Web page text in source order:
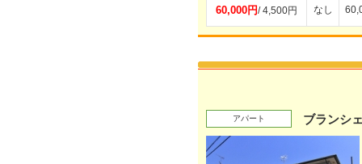
60,000円/ 4,500円 なし
アパート ブランシ